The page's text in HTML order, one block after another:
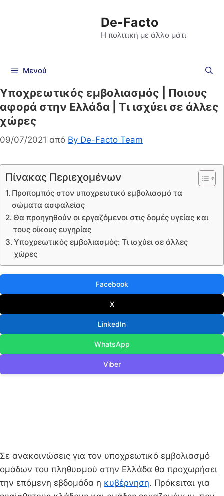
De-Facto
Η πολιτική με άλλο μάτι
Μενού
Υποχρεωτικός εμβολιασμός | Ποιους
αφορά στην Ελλάδα | Τι ισχύει σε άλλες
χώρες
09/07/2021 από By De-Facto Team
Πίνακας Περιεχομένων
Προπομπός στον υποχρεωτικό εμβολιασμό τα
σώματα ασφαλείας
Θα προηγηθούν οι εργαζόμενοι στις δομές υγείας και
τους οίκους ευγηρίας
Υποχρεωτικός εμβολιασμός: Τι ισχύει σε άλλες
χώρες
Facebook
X
LinkedIn
WhatsApp
Viber
Σε ανακοινώσεις για τον υποχρεωτικό εμβολιασμό
ομάδων του πληθυσμού στην Ελλάδα θα προχωρήσει
την επόμενη εβδομάδα η κυβέρνηση. Πρόκειται για